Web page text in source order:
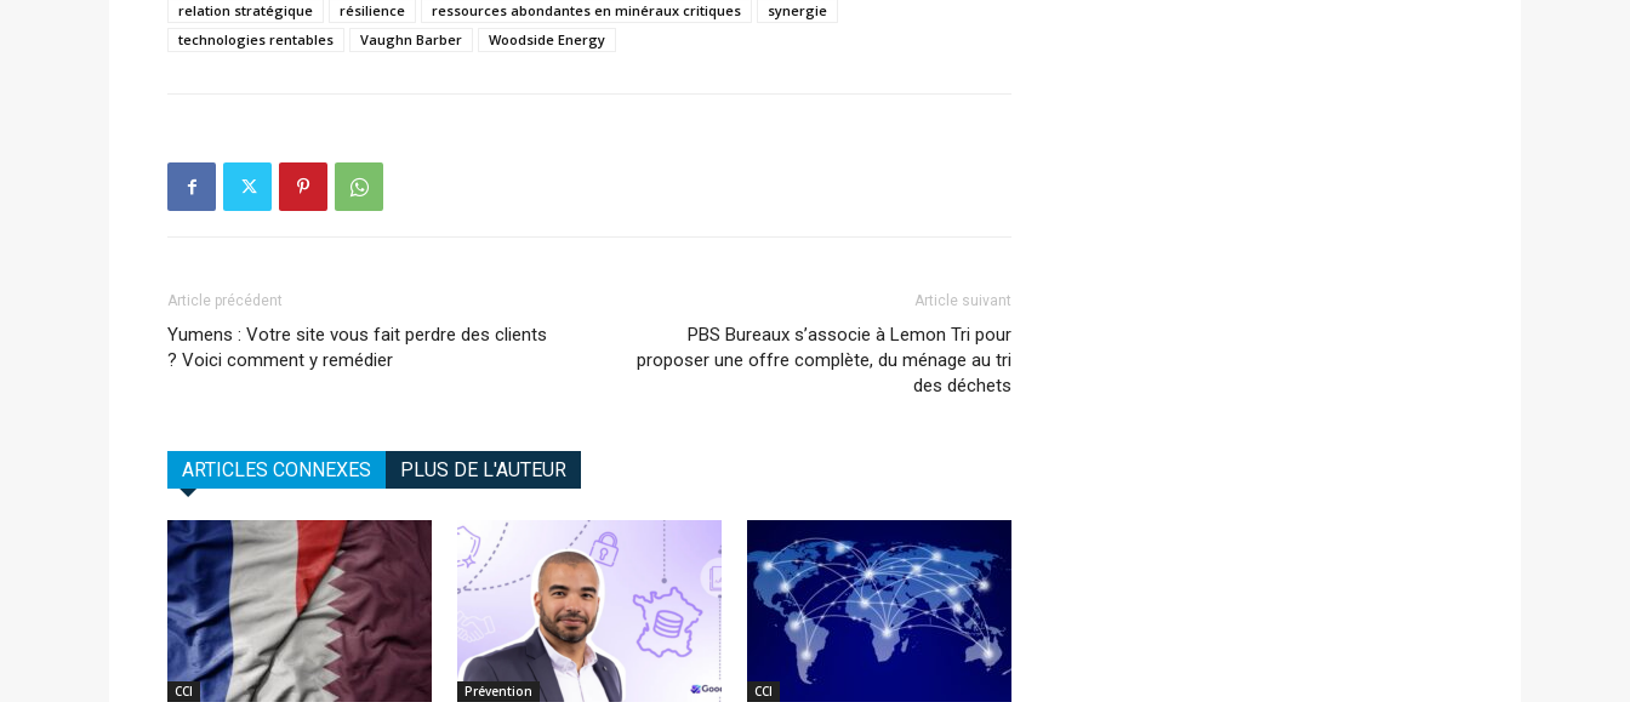
relation stratégique
résilience ressources abondantes en minéraux critiques
synergie
technologies rentables
Vaughn Barber Woodside Energy
Article précédent
Yumens : Votre site vous fait perdre des clients
? Voici comment y remédier
Article suivant
PBS Bureaux s’associe à Lemon Tri pour
proposer une offre complète, du ménage au tri
des déchets
ARTICLES CONNEXES PLUS DE L'AUTEUR
CCI Prévention CCI